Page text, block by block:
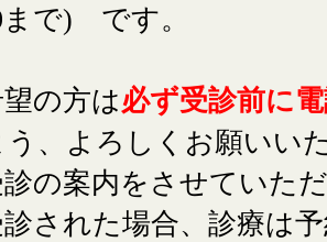
まで) です。
の方は必ず受診前に
、よろしくお願いい
の案内をさせていた
された場合、診療は